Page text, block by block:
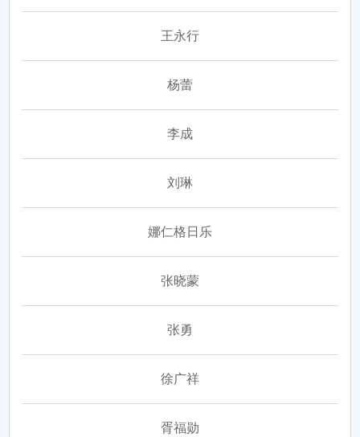
王永行
杨蕾
李成
刘琳
娜仁格日乐
张晓蒙
张勇
徐广祥
胥福勋